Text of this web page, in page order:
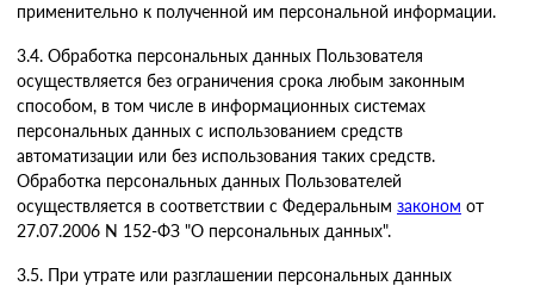
применительно к полученной им персональной информации.
3.4. Обработка персональных данных Пользователя
осуществляется без ограничения срока любым законным
способом, в том числе в информационных системах
персональных данных с использованием средств
автоматизации или без использования таких средств.
Обработка персональных данных Пользователей
осуществляется в соответствии с Федеральным законом от
27.07.2006 N 152-ФЗ "О персональных данных".
3.5. При утрате или разглашении персональных данных